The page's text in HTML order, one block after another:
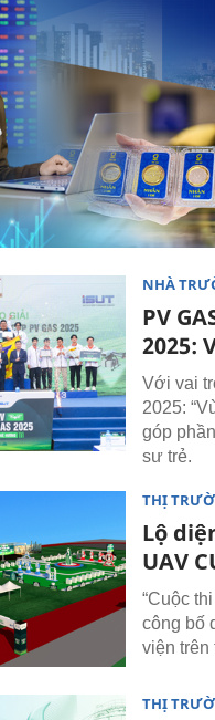
NHÀ
PV
2025:
Với vai
2025:
góp
sư trẻ.
THỊ
Lộ
UAV
“Cuộc
công bố
viện trên
THỊ